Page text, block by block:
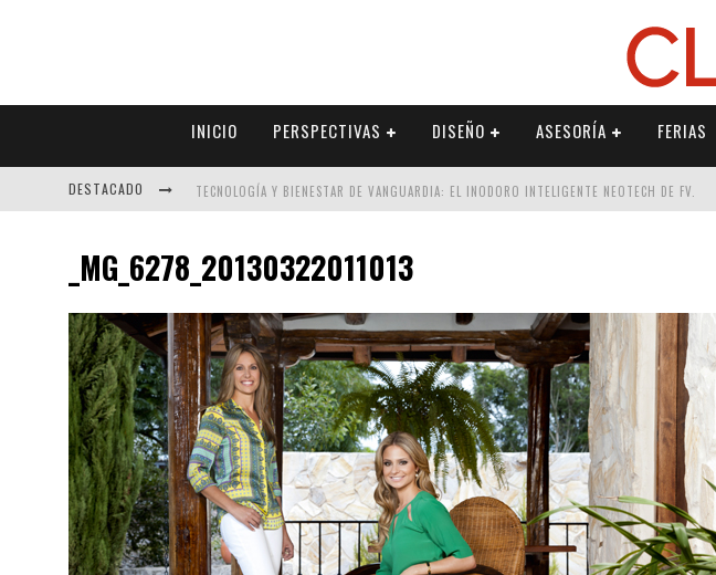
INICIO PERSPECTIVAS DISEÑO ASESORÍA FERIAS
DESTACADO TECNOLOGÍA Y BIENESTAR DE VANGUARDIA: EL INODORO INTELIGENTE NEOTECH DE FV.
ALEXANDRA BEDOYA – LA CONSTANCIA DETRÁS DE LA PALETERÍA
EL DESPERTAR DE LA CALIDEZ: ACABADOS DORADOS DE FV PARA ELEVAR TU ESPACIO
_MG_6278_20130322011013
SAINT-GOBAIN